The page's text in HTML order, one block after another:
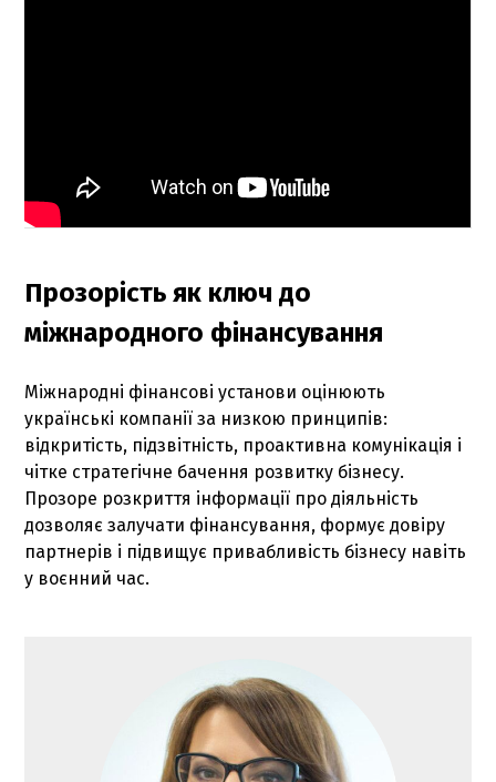
Прозорість як ключ до
міжнародного фінансування
Міжнародні фінансові установи оцінюють
українські компанії за низкою принципів:
відкритість, підзвітність, проактивна комунікація і
чітке стратегічне бачення розвитку бізнесу.
Прозоре розкриття інформації про діяльність
дозволяє залучати фінансування, формує довіру
партнерів і підвищує привабливість бізнесу навіть
у воєнний час.